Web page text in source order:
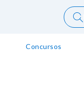
Concursos